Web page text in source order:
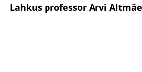
Lahkus professor Arvi Altmäe